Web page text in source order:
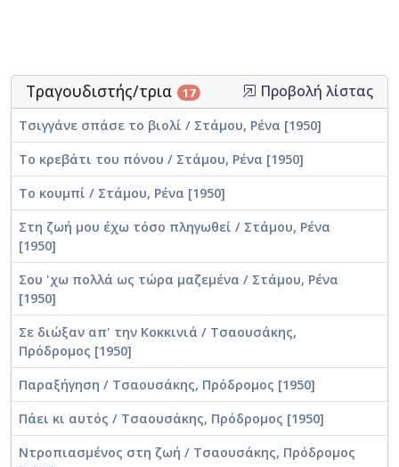
Τραγουδιστής/τρια 17 Προβολή λίστας
Τσιγγάνε σπάσε το βιολί / Στάμου, Ρένα [1950]
Το κρεβάτι του πόνου / Στάμου, Ρένα [1950]
Το κουμπί / Στάμου, Ρένα [1950]
Στη ζωή μου έχω τόσο πληγωθεί / Στάμου, Ρένα
[1950]
Σου 'χω πολλά ως τώρα μαζεμένα / Στάμου, Ρένα
[1950]
Σε διώξαν απ' την Κοκκινιά / Τσαουσάκης,
Πρόδρομος [1950]
Παραξήγηση / Τσαουσάκης, Πρόδρομος [1950]
Πάει κι αυτός / Τσαουσάκης, Πρόδρομος [1950]
Ντροπιασμένος στη ζωή / Τσαουσάκης, Πρόδρομος